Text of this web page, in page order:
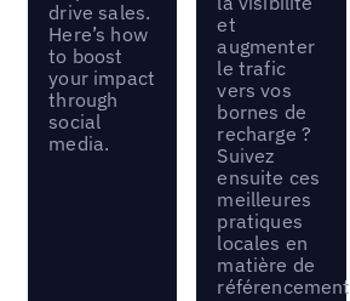
drive sales.
Here’s how
to boost
your impact
through
social
media.
et
augmenter
le trafic
vers vos
bornes de
recharge ?
Suivez
ensuite ces
meilleures
pratiques
locales en
matière de
référencement